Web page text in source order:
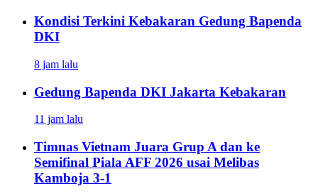
Kondisi Terkini Kebakaran Gedung Bapenda
DKI
8 jam lalu
Gedung Bapenda DKI Jakarta Kebakaran
11 jam lalu
Timnas Vietnam Juara Grup A dan ke
Semifinal Piala AFF 2026 usai Melibas
Kamboja 3-1